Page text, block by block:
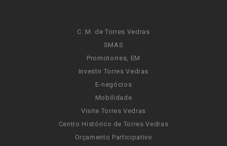
C. M. de Torres Vedras
SMAS
Promotorres, EM
Investir Torres Vedras
E-negócios
Mobilidade
Visite Torres Vedras
Centro Histórico de Torres Vedras
Orçamento Participativo